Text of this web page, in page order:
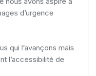
d’urgence
qui l’avançons mais
l’accessibilité de